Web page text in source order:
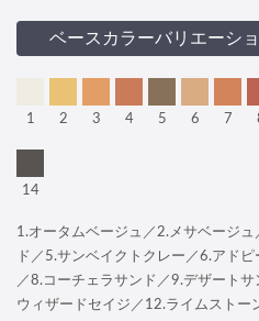
ベースカラーバリエーシ
1 2 3 4 5 6 7
14
1.オータムベージュ／2.メサベージ
ド／5.サンベイクトクレー／6.アド
／8.コーチェラサンド／9.デザート
ウィザードセイジ／12.ライムストー